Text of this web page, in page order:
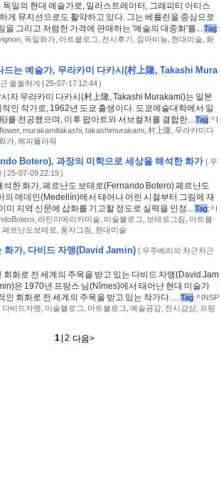
일의 현대 예술가로, 일러스트레이터, 그래피티 아티스
게 뮤지션으로도 활약하고 있다. 그는 베를린을 중심으로
을 그리고 저렴한 가격에 판매하는 '예술의 대중화'를...Tag:
, 독일화가, 아트블로그 전시후기 짐아비뇽 현대미술 화
드는 예술가, 무라카미 다카시(村上隆, Takashi Mura
쏠쏠하게 | 25-07-17 12:44 )
자 무라카미 다카시(村上隆, Takashi Murakami)는 일본
인 작가로, 1962년 도쿄 출생이다. 도쿄예술대학에서 일
)를 전공했으며, 이후 팝아트와 서브컬처를 결합한...Tag: º I
, murakamitakashi, takashimurakami, 村上隆, 무라카미다
가, 해피플라워
Botero), 과장의 미학으로 세상을 해석한 화가 ( 우
| 25-07-09 22:19 )
석한 화가, 페르난도 보테로(Fernando Botero) 페르난도
의 메데인(Medellín)에서 태어나 어린 시절부터 그림에 재
미 지역 신문에 삽화를 기고할 정도로 실력을 인정...Tag: º I
, 라틴아메리카미술 미술블로그 보테로그림 아트블
페르난도보테로 풍자그림 현대미술
화가, 다비드 자맹(David Jamin) ( 우주베리의 차근차근
회화로 전 세계의 주목을 받고 있는 다비드 자맹(David Jam
은 1970년 프랑스 님(Nîmes)에서 태어난 현대 미술가
인 회화로 전 세계의 주목을 받고 있는 작가다. ...Tag: º INSP
다비드자맹 미술블로그 아트블로그 예술공감, 전시감상, 프랑
1| 2 다음>